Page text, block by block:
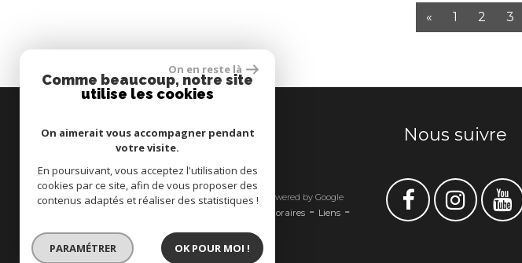
« 1 2 3
© 2026 | Tous droits réservés - Traduction powered by Google
- Nos honoraires - Liens -
Admin
Nous suivre
On en reste là
Comme beaucoup, notre site
utilise les cookies
On aimerait vous accompagner pendant
votre visite.
En poursuivant, vous acceptez l'utilisation des
cookies par ce site, afin de vous proposer des
contenus adaptés et réaliser des statistiques !
PARAMÉTRER OK POUR MOI !